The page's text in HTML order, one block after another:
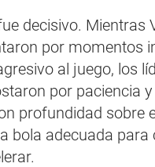
decisivo. Mientras
por momentos
al juego, los
por paciencia
profundidad sobre
bola adecuada para